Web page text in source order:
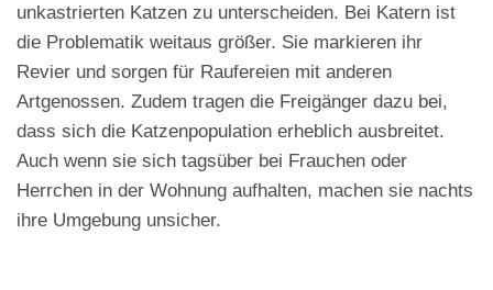
unkastrierten Katzen zu unterscheiden. Bei Katern ist
die Problematik weitaus größer. Sie markieren ihr
Revier und sorgen für Raufereien mit anderen
Artgenossen. Zudem tragen die Freigänger dazu bei,
dass sich die Katzenpopulation erheblich ausbreitet.
Auch wenn sie sich tagsüber bei Frauchen oder
Herrchen in der Wohnung aufhalten, machen sie nachts
ihre Umgebung unsicher.